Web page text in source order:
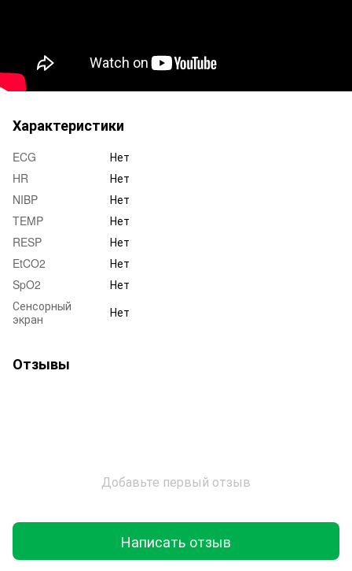
Характеристики
ECG
Нет
HR
Нет
NIBP
Нет
TEMP
Нет
RESP
Нет
EtCO2
Нет
SpO2
Нет
Сенсорный
экран
Нет
Отзывы
Добавьте первый отзыв
Написать отзыв